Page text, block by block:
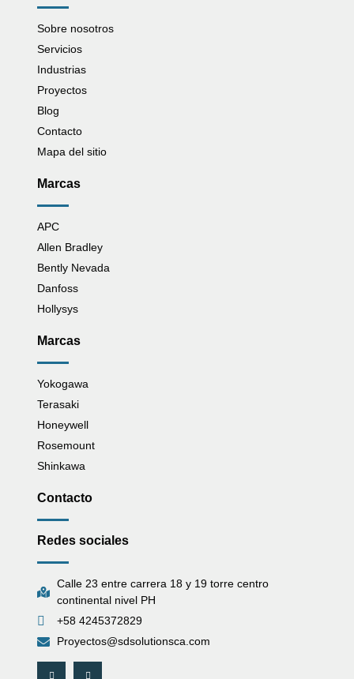
Sobre nosotros
Servicios
Industrias
Proyectos
Blog
Contacto
Mapa del sitio
Marcas
APC
Allen Bradley
Bently Nevada
Danfoss
Hollysys
Marcas
Yokogawa
Terasaki
Honeywell
Rosemount
Shinkawa
Contacto
Redes sociales
Calle 23 entre carrera 18 y 19 torre centro
continental nivel PH
+58 4245372829
Proyectos@sdsolutionsca.com